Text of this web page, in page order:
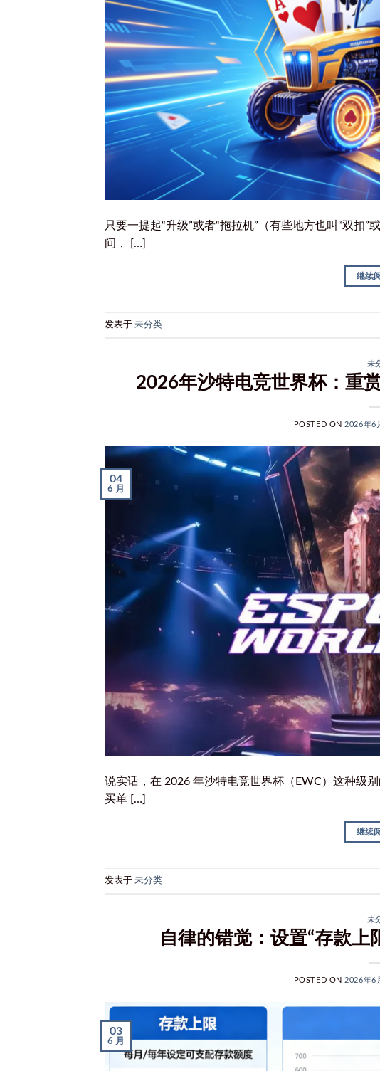
只要一提起“升级”或者“拖拉机”（有些地方也叫“双扣
间， […]
继续
发表于 未分类
未
2026年沙特电竞世界杯：重
POSTED ON 2026年6
04
6 月
说实话，在 2026 年沙特电竞世界杯（EWC）这种级
买单 […]
继续
发表于 未分类
未
自律的错觉：设置“存款上
POSTED ON2026年6
03
6 月